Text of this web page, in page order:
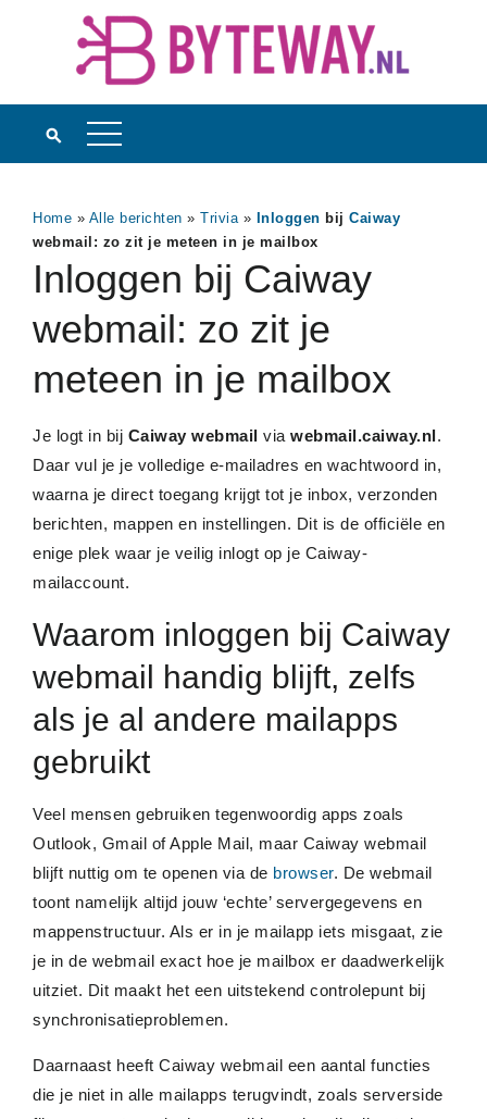
Home » Alle berichten » Trivia» Inloggen bij Caiway
webmail: zo zit je meteen in je mailbox
Inloggen bij Caiway
webmail: zo zit je
meteen in je mailbox
Je logt in bij Caiway webmail via webmail.caiway.nl.
Daar vul je je volledige e-mailadres en wachtwoord in,
waarna je direct toegang krijgt tot je inbox, verzonden
berichten, mappen en instellingen. Dit is de officiële en
enige plek waar je veilig inlogt op je Caiway-
mailaccount.
Waarom inloggen bij Caiway
webmail handig blijft, zelfs
als je al andere mailapps
gebruikt
Veel mensen gebruiken tegenwoordig apps zoals
Outlook, Gmail of Apple Mail, maar Caiway webmail
blijft nuttig om te openen via de browser. De webmail
toont namelijk altijd jouw ‘echte’ servergegevens en
mappenstructuur. Als er in je mailapp iets misgaat, zie
je in de webmail exact hoe je mailbox er daadwerkelijk
uitziet. Dit maakt het een uitstekend controlepunt bij
synchronisatieproblemen.
Daarnaast heeft Caiway webmail een aantal functies
die je niet in alle mailapps terugvindt, zoals serverside